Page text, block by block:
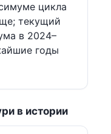
цикла
текущий
в 2024–
годы
в истории